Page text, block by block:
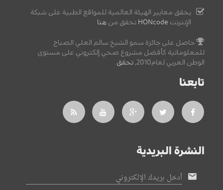
يحقق معايير الهيئة العالمية للمواقع الطبية على شبكة
الإنترنت HONcode تحقق من هنا
حاصل على جائزة سمو الشيخ سالم العلي الصباح
للمعلوماتية كأفضل مشروع صحي إلكتروني على مستوى
الوطن العربي لعام2010,
تحقق
تابعنا
النشرة البريدية
أدخل بريدك الإلكتروني